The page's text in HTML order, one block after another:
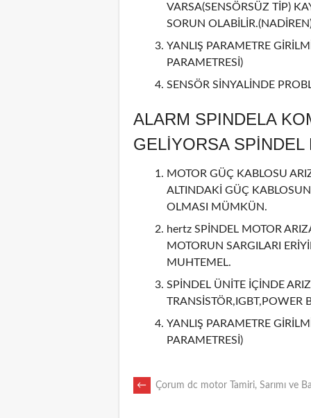
VARSA(SENSÖRSÜZ TİP)
SORUN
YANLIŞ PARAMETRE
PARAMETRESİ)
SENSÖR SİNYALİNDE
ALARM SPINDELA
GELİYORSA SPİNDEL
MOTOR GÜÇ KABLOSU
ALTINDAKİ GÜÇ
OLMASI MÜMKÜN.
hertz SPİNDEL MOTOR
MOTORUN SARGILARI
MUHTEMEL.
SPİNDEL ÜNİTE İÇİNDE
TRANSİSTÖR,IGBT,POWER
YANLIŞ PARAMETRE
PARAMETRESİ)
POST
← Çorum dc motor Tamiri, Sarımı ve